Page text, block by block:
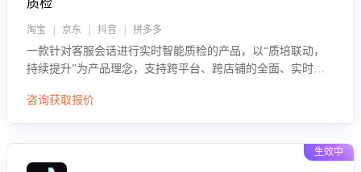
淘宝 | 京东 | 抖音 | 拼多多
一款针对客服会话进行实时智能质检的产品，以“质培联动，
持续提升”为产品理念，支持跨平台、跨店铺的全面、实时、
队的销服能力。
咨询获取报价
生效中